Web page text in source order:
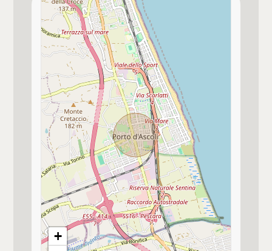
Stazione Ferroviaria
Asilo
Scuole Elementari
Scuole Medie
Palazzetto dello sport / stadio Riviera
delle Palm
Ufficio Postale
Centro commerciale
+
Camere
Qualsiasi